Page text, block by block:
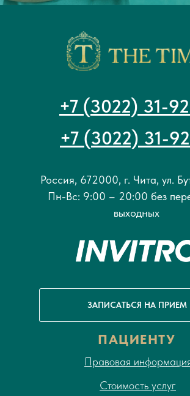
ПАЦИЕНТУ
Правовая
Стоимость услуг
Россия, 672000, г. Чита, ул.
Пн-Вс: 9:00 – 20:00 без
выходных
+7 (3022) 31-
+7 (3022) 31-
ЗАПИСАТЬСЯ НА ПРИЕМ